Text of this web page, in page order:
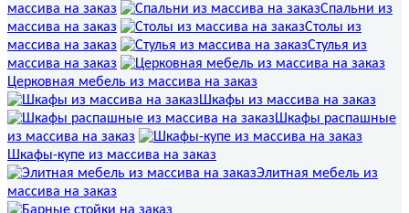
массива на заказ
Спальни из
массива на заказ
Столы из
массива на заказ
Стулья из
массива на заказ
Церковная мебель из массива на заказ
Шкафы из массива на заказ
Шкафы распашные
из массива на заказ
Шкафы-купе из массива на заказ
Элитная мебель из
массива на заказ